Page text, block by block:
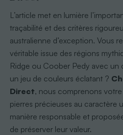
L’article met en lumière
traçabilité et des critères
australienne d’exception. Vous
véritable issue des régions
Ridge ou Coober Pedy avec un
un jeu de couleurs éclatant ?
Direct, nous comprenons
pierres précieuses au caractère
manière responsable et
de préserver leur valeur.